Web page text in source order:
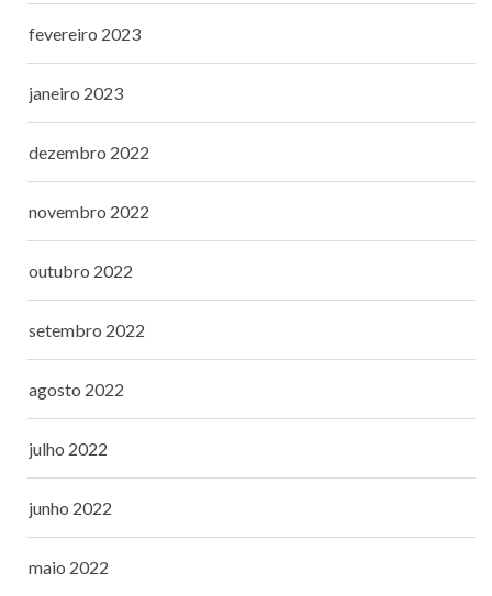
fevereiro 2023
janeiro 2023
dezembro 2022
novembro 2022
outubro 2022
setembro 2022
agosto 2022
julho 2022
junho 2022
maio 2022